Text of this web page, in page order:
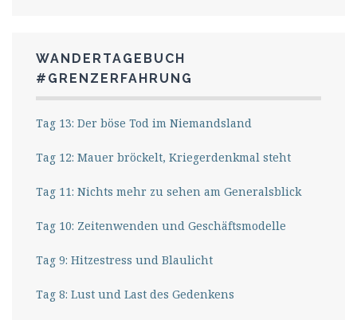
WANDERTAGEBUCH
#GRENZERFAHRUNG
Tag 13: Der böse Tod im Niemandsland
Tag 12: Mauer bröckelt, Kriegerdenkmal steht
Tag 11: Nichts mehr zu sehen am Generalsblick
Tag 10: Zeitenwenden und Geschäftsmodelle
Tag 9: Hitzestress und Blaulicht
Tag 8: Lust und Last des Gedenkens